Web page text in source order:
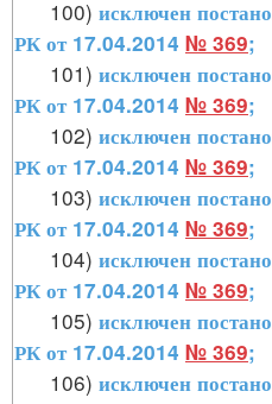
100) исключен
РК от 17.04.2014 № 369;
101) исключен
РК от 17.04.2014 № 369;
102) исключен
РК от 17.04.2014 № 369;
103) исключен
РК от 17.04.2014 № 369;
104) исключен
РК от 17.04.2014 № 369;
105) исключен
РК от 17.04.2014 № 369;
106) исключен